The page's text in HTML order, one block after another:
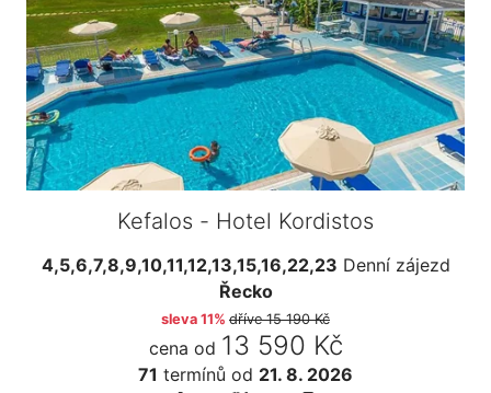
Kefalos - Hotel Kordistos
4,5,6,7,8,9,10,11,12,13,15,16,22,23 Denní zájezd
Řecko
sleva 11% dříve15 190 Kč
cena od 13 590 Kč
71 termínů od 21. 8. 2026